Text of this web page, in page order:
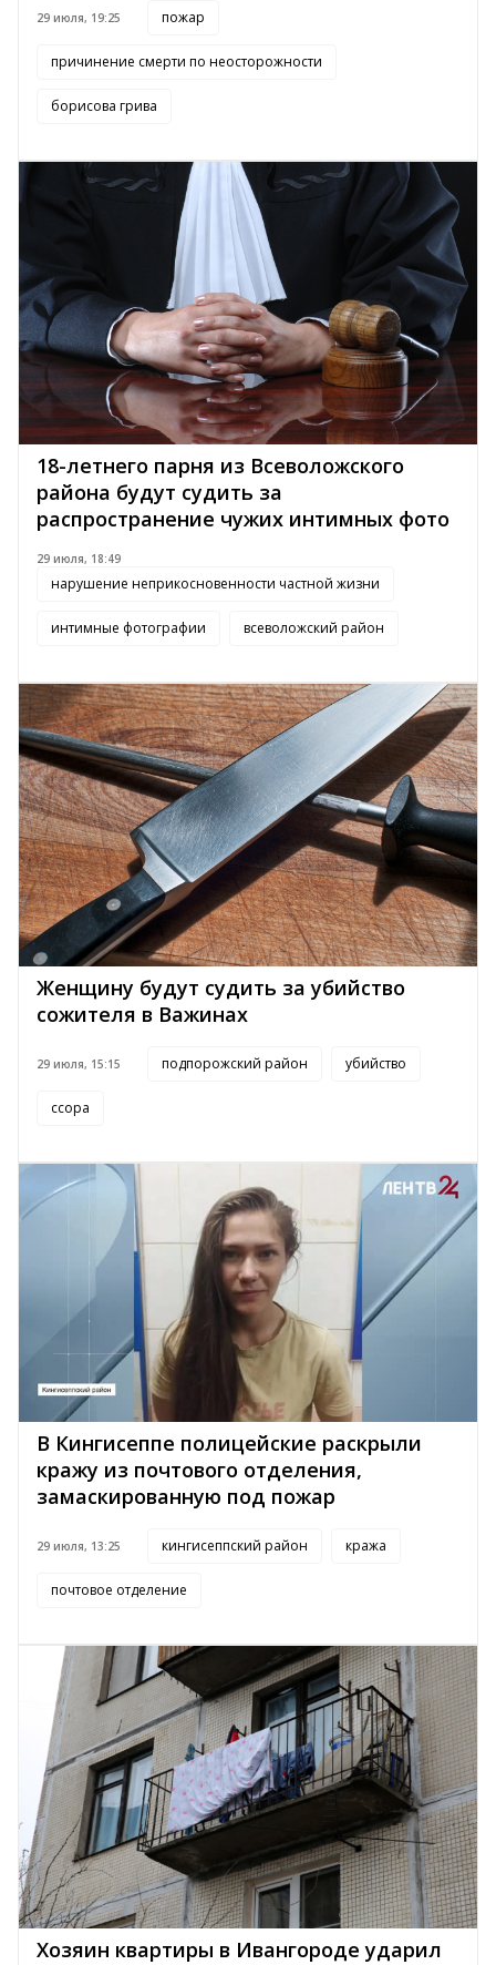
29 июля, 19:25 пожар
причинение смерти по неосторожности
борисова грива
18-летнего парня из Всеволожского
района будут судить за
распространение чужих интимных фото
29 июля, 18:49
нарушение неприкосновенности частной жизни
интимные фотографии всеволожский район
Женщину будут судить за убийство
сожителя в Важинах
29 июля, 15:15 подпорожский район убийство
ссора
В Кингисеппе полицейские раскрыли
кражу из почтового отделения,
замаскированную под пожар
29 июля, 13:25 кингисеппский район кража
почтовое отделение
Хозяин квартиры в Ивангороде ударил